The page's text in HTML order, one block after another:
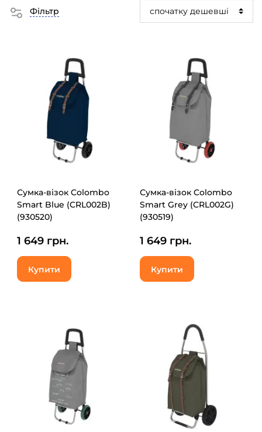
Фільтр
Сумка-візок Colombo
Smart Blue (CRL002B)
(930520)
1 649 грн.
Купити
Сумка-візок Colombo
Smart Grey (CRL002G)
(930519)
1 649 грн.
Купити